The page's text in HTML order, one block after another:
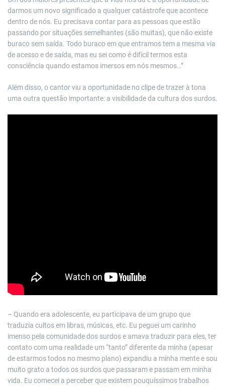
darmos um novo significado a qualquer catástrofe que acontece
dentro de nós. Eu precisava contar para as pessoas que estão
passando por situações semelhantes (são muitas), que não existe
buraco sem saída. Todo buraco em que entramos tem a mesma via
de acesso e de saída, mas eu sei como é difícil termos esta
consciência quando estamos imersos em nós mesmos…”
Além disso, o cantor viu a oportunidade no clipe de trazer à tona
uma outra questão importante: a visibilidade da cultura dos surdos.
– Quando era adolescente, eu participava de um grupo que
traduzia cultos em libras, músicas, etc. Eu peguei um carinho
imenso pela comunidade dos surdos e amava traduzir para eles, ter
contato com uma realidade um “tanto” diferente da minha (apesar
de estarmos todos no mesmo plano) expandiu a minha mente e sou
muito grato a todos os surdos que passaram e passam em minha
vida. Eu comecei a perceber que existem pouquíssimos trabalhos